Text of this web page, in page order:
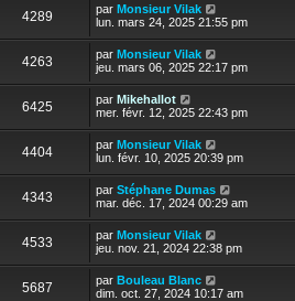
4289 par Monsieur Vilak
lun. mars 24, 2025 21:55 pm
4263 par Monsieur Vilak
jeu. mars 06, 2025 22:17 pm
6425 par Mikehallot
mer. févr. 12, 2025 22:43 pm
4404 par Monsieur Vilak
lun. févr. 10, 2025 20:39 pm
4343 par Stéphane Dumas
mar. déc. 17, 2024 00:29 am
4533 par Monsieur Vilak
jeu. nov. 21, 2024 22:38 pm
5687 par Bouleau Blanc
dim. oct. 27, 2024 10:17 am